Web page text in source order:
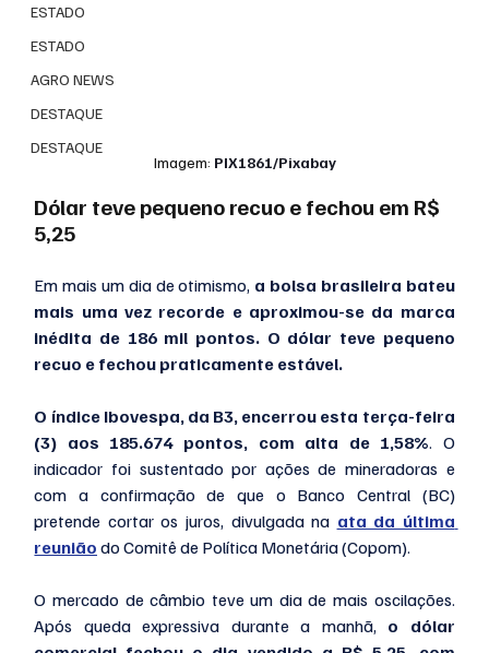
ESTADO
ESTADO
AGRO NEWS
DESTAQUE
DESTAQUE
Imagem: PIX1861/Pixabay
Dólar teve pequeno recuo e fechou em R$
5,25
Em mais um dia de otimismo, a bolsa brasileira bateu
mais uma vez recorde e aproximou-se da marca
inédita de 186 mil pontos. O dólar teve pequeno
recuo e fechou praticamente estável.
O índice Ibovespa, da B3, encerrou esta terça-feira
(3) aos 185.674 pontos, com alta de 1,58%. O
indicador foi sustentado por ações de mineradoras e
com a confirmação de que o Banco Central (BC)
pretende cortar os juros, divulgada na ata da última
reunião do Comitê de Política Monetária (Copom).
O mercado de câmbio teve um dia de mais oscilações.
Após queda expressiva durante a manhã, o dólar